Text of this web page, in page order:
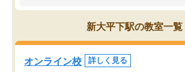
くことができました（志望理由・自己
PR等の添削において）。そして、なに
より自習室が解放されている点がよか
ったです。友達と好きな時間に自習
し、お互いを高めあえる環境がありま
新大平下駅の教室一覧
オンライン校 詳しく見る